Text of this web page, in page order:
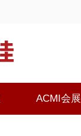
ACMI会展